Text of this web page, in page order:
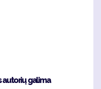
autorių galima